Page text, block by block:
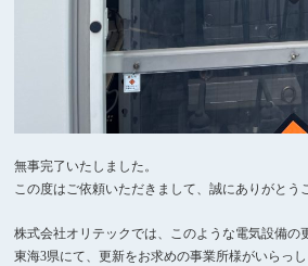
無事完了いたしました。
この度はご依頼いただきまして、誠にありがとう
株式会社オリテックでは、このような電気設備の
東海3県にて、更新をお求めの事業所様がいらっ